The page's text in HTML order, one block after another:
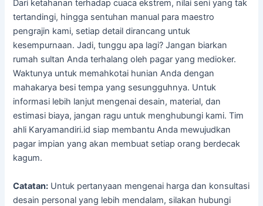
Dari ketahanan terhadap cuaca ekstrem, nilai seni yang tak
tertandingi, hingga sentuhan manual para maestro
pengrajin kami, setiap detail dirancang untuk
kesempurnaan. Jadi, tunggu apa lagi? Jangan biarkan
rumah sultan Anda terhalang oleh pagar yang medioker.
Waktunya untuk memahkotai hunian Anda dengan
mahakarya besi tempa yang sesungguhnya. Untuk
informasi lebih lanjut mengenai desain, material, dan
estimasi biaya, jangan ragu untuk menghubungi kami. Tim
ahli Karyamandiri.id siap membantu Anda mewujudkan
pagar impian yang akan membuat setiap orang berdecak
kagum.
Catatan: Untuk pertanyaan mengenai harga dan konsultasi
desain personal yang lebih mendalam, silakan hubungi